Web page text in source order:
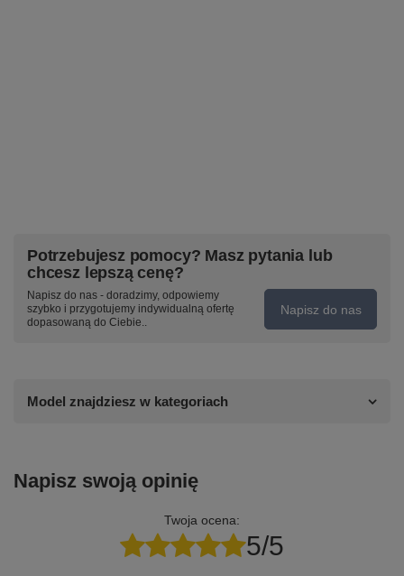
Potrzebujesz pomocy? Masz pytania lub
chcesz lepszą cenę?
Napisz do nas - doradzimy, odpowiemy
szybko i przygotujemy indywidualną ofertę
dopasowaną do Ciebie..
Napisz do nas
Model znajdziesz w kategoriach
Napisz swoją opinię
Twoja ocena:
5/5